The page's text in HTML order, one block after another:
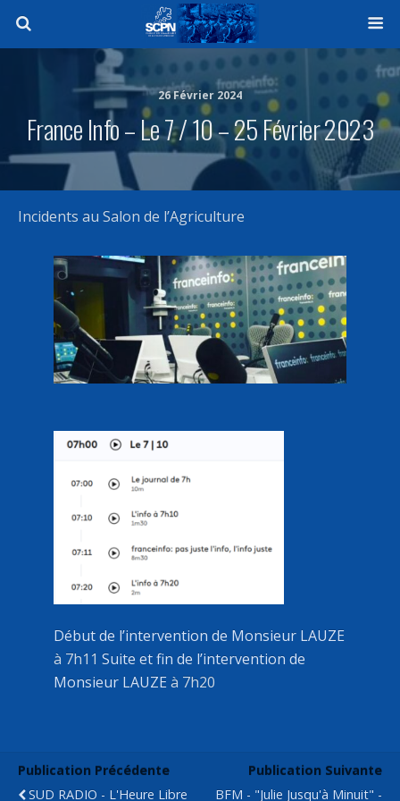
26 Février 2024
France Info – Le 7 / 10 – 25 Février 2023
Incidents au Salon de l’Agriculture
Début de l’intervention de Monsieur LAUZE
à 7h11 Suite et fin de l’intervention de
Monsieur LAUZE à 7h20
Publication Précédente
SUD RADIO - L'Heure Libre
Publication Suivante
BFM - "Julie Jusqu'à Minuit" -